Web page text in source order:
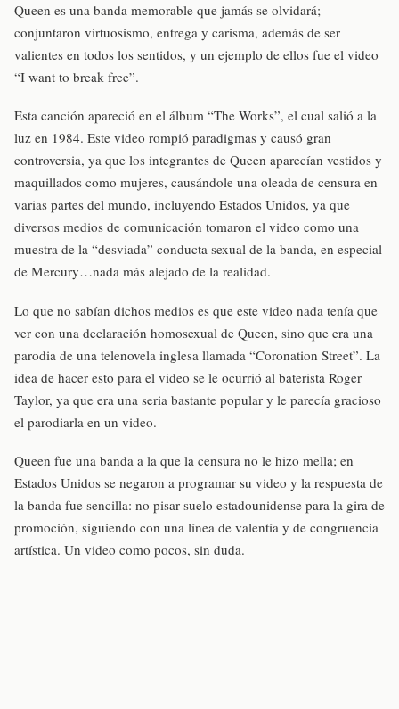
Queen es una banda memorable que jamás se olvidará;
conjuntaron virtuosismo, entrega y carisma, además de ser
valientes en todos los sentidos, y un ejemplo de ellos fue el video
“I want to break free”.
Esta canción apareció en el álbum “The Works”, el cual salió a la
luz en 1984. Este video rompió paradigmas y causó gran
controversia, ya que los integrantes de Queen aparecían vestidos y
maquillados como mujeres, causándole una oleada de censura en
varias partes del mundo, incluyendo Estados Unidos, ya que
diversos medios de comunicación tomaron el video como una
muestra de la “desviada” conducta sexual de la banda, en especial
de Mercury…nada más alejado de la realidad.
Lo que no sabían dichos medios es que este video nada tenía que
ver con una declaración homosexual de Queen, sino que era una
parodia de una telenovela inglesa llamada “Coronation Street”. La
idea de hacer esto para el video se le ocurrió al baterista Roger
Taylor, ya que era una seria bastante popular y le parecía gracioso
el parodiarla en un video.
Queen fue una banda a la que la censura no le hizo mella; en
Estados Unidos se negaron a programar su video y la respuesta de
la banda fue sencilla: no pisar suelo estadounidense para la gira de
promoción, siguiendo con una línea de valentía y de congruencia
artística. Un video como pocos, sin duda.